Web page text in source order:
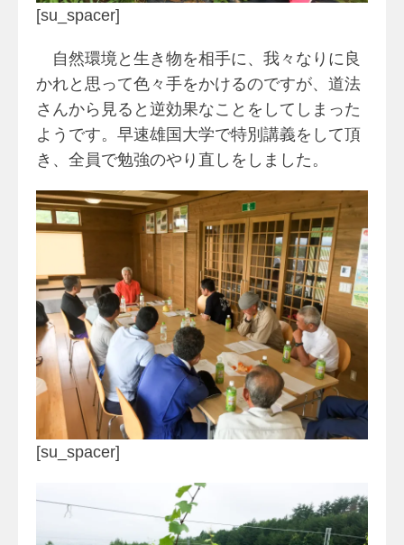
[su_spacer]
自然環境と生き物を相手に、我々なりに良
かれと思って色々手をかけるのですが、道法
さんから見ると逆効果なことをしてしまった
ようです。早速雄国大学で特別講義をして頂
き、全員で勉強のやり直しをしました。
[su_spacer]